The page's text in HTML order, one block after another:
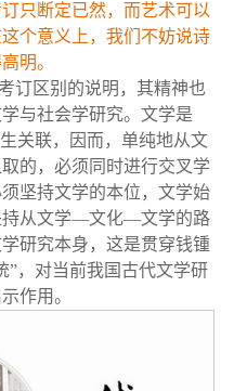
只断定已然，而艺术可以
个意义上，我们不妨说诗
明。
订区别的说明，其精神也
与社会学研究。文学是
关联，因而，单纯地从文
的，必须同时进行交叉学
坚持文学的本位，文学始
持从文学—文化—文学的路
研究本身，这是贯穿钱锺
”，对当前我国古代文学研
作用。